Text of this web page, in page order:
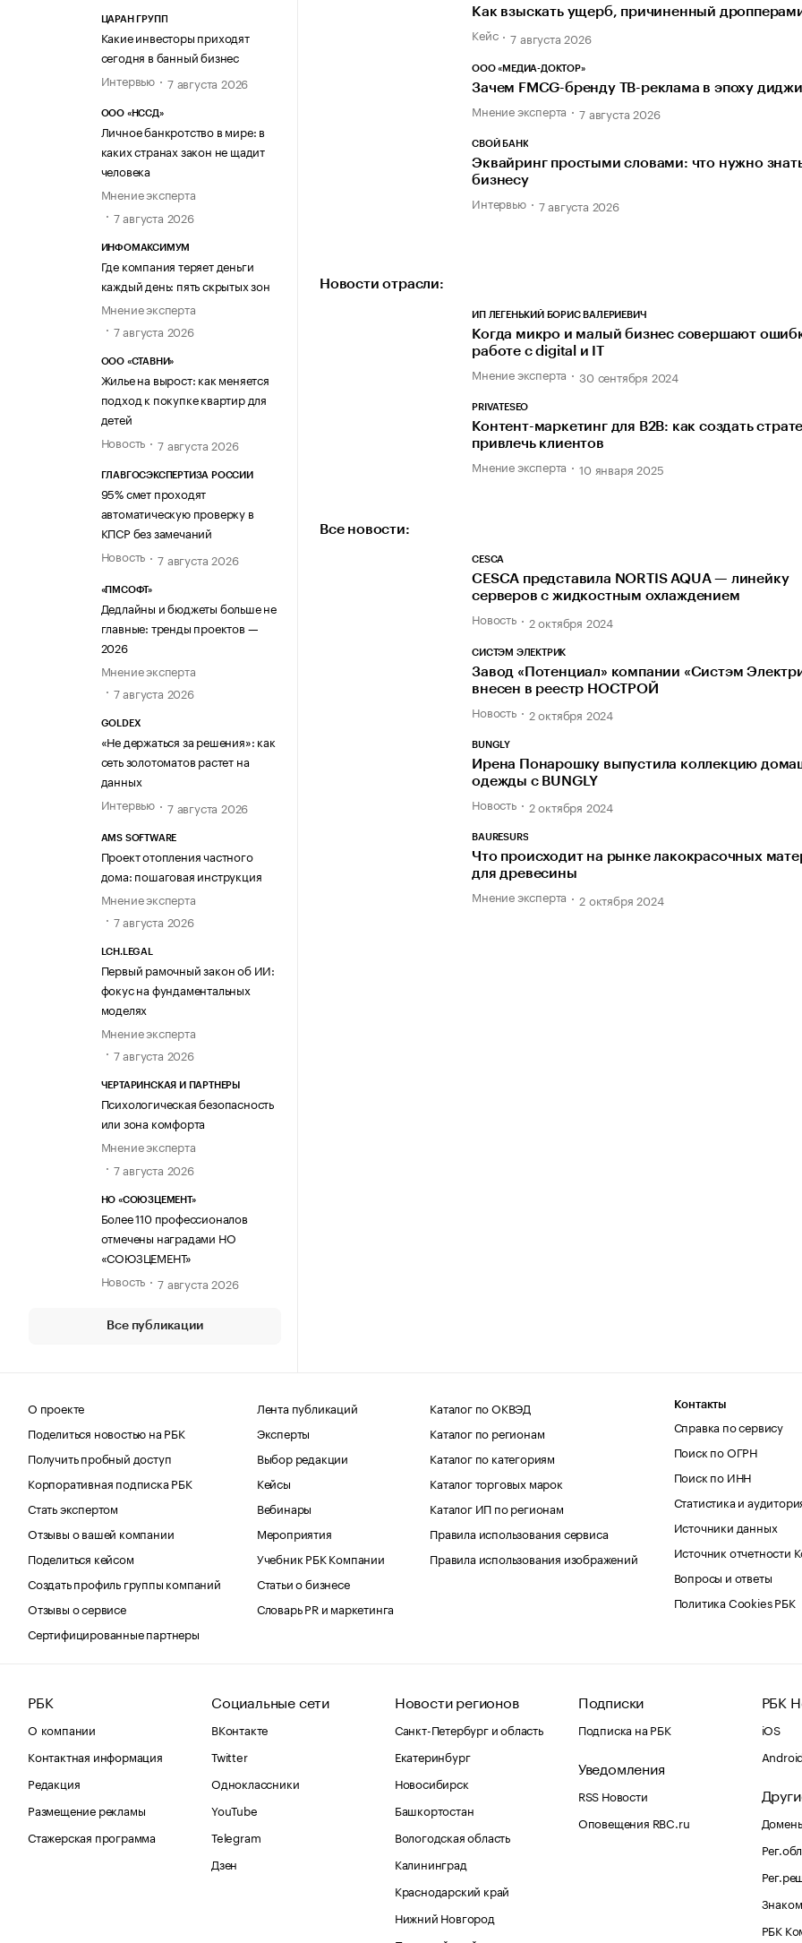
ЦАРАН ГРУПП
Какие инвесторы приходят
сегодня в банный бизнес
Интервью
7 августа 2026
ООО «НССД»
Личное банкротство в мире: в
каких странах закон не щадит
человека
Мнение эксперта
7 августа 2026
ИНФОМАКСИМУМ
Где компания теряет деньги
каждый день: пять скрытых зон
Мнение эксперта
7 августа 2026
ООО «СТАВНИ»
Жилье на вырост: как меняется
подход к покупке квартир для
детей
Новость
7 августа 2026
ГЛАВГОСЭКСПЕРТИЗА РОССИИ
95% смет проходят
автоматическую проверку в
КПСР без замечаний
Новость
7 августа 2026
«ПМСОФТ»
Дедлайны и бюджеты больше не
главные: тренды проектов —
2026
Мнение эксперта
7 августа 2026
GOLDEX
«Не держаться за решения»: как
сеть золотоматов растет на
данных
Интервью
7 августа 2026
AMS SOFTWARE
Проект отопления частного
дома: пошаговая инструкция
Мнение эксперта
7 августа 2026
LCH.LEGAL
Первый рамочный закон об ИИ:
фокус на фундаментальных
моделях
Мнение эксперта
7 августа 2026
ЧЕРТАРИНСКАЯ И ПАРТНЕРЫ
Психологическая безопасность
или зона комфорта
Мнение эксперта
7 августа 2026
НО «СОЮЗЦЕМЕНТ»
Более 110 профессионалов
отмечены наградами НО
«СОЮЗЦЕМЕНТ»
Новость
7 августа 2026
Все публикации
Как взыскать ущерб, причиненный
Кейс 7 августа 2026
ООО «МЕДИА-ДОКТОР»
Зачем FMCG-бренду ТВ-реклама в эпоху
Мнение эксперта 7 августа 2026
СВОЙ БАНК
Эквайринг простыми словами: что нужно
бизнесу
Интервью 7 августа 2026
Новости отрасли:
ИП ЛЕГЕНЬКИЙ БОРИС ВАЛЕРИЕВИЧ
Когда микро и малый бизнес совершают
работе с digital и IT
Мнение эксперта 30 сентября 2024
PRIVATESEO
Контент-маркетинг для В2В: как создать
привлечь клиентов
Мнение эксперта 10 января 2025
Все новости:
CESCA
CESCA представила NORTIS AQUA — линейку
серверов с жидкостным охлаждением
Новость 2 октября 2024
СИСТЭМ ЭЛЕКТРИК
Завод «Потенциал» компании «Систэм
внесен в реестр НОСТРОЙ
Новость 2 октября 2024
BUNGLY
Ирена Понарошку выпустила коллекцию
одежды с BUNGLY
Новость 2 октября 2024
BAURESURS
Что происходит на рынке лакокрасочных
для древесины
Мнение эксперта 2 октября 2024
О проекте
Поделиться новостью на РБК
Получить пробный доступ
Корпоративная подписка РБК
Стать экспертом
Отзывы о вашей компании
Поделиться кейсом
Создать профиль группы компаний
Отзывы о сервисе
Сертифицированные партнеры
Лента публикаций
Эксперты
Выбор редакции
Кейсы
Вебинары
Мероприятия
Учебник РБК Компании
Статьи о бизнесе
Словарь PR и маркетинга
Каталог по ОКВЭД
Каталог по регионам
Каталог по категориям
Каталог торговых марок
Каталог ИП по регионам
Правила использования сервиса
Правила использования изображений
Контакты
Справка по сервису
Поиск по ОГРН
Поиск по ИНН
Статистика и
Источники данных
Источник отчетности
Вопросы и ответы
Политика Cookies РБК
РБК
О компании
Контактная информация
Редакция
Размещение рекламы
Стажерская программа
Социальные сети
ВКонтакте
Twitter
Одноклассники
YouTube
Telegram
Дзен
Новости регионов
Санкт-Петербург и область
Екатеринбург
Новосибирск
Башкортостан
Вологодская область
Калининград
Краснодарский край
Нижний Новгород
Подписки
Подписка на РБК
Уведомления
RSS Новости
Оповещения RBC.ru
РБК
iOS
РБК